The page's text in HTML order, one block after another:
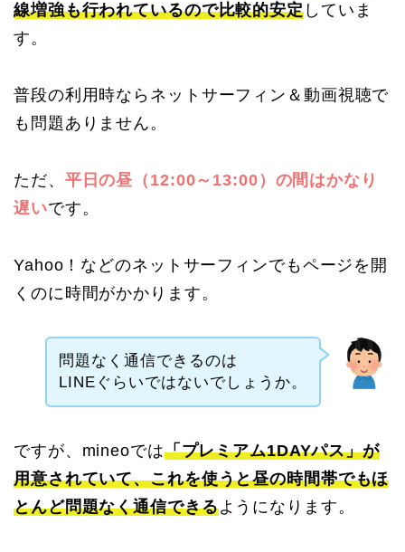
線増強も行われているので比較的安定していま
す。
普段の利用時ならネットサーフィン＆動画視聴で
も問題ありません。
ただ、 平日の昼（12:00～13:00）の間はかなり
遅いです。
Yahoo！などのネットサーフィンでもページを開
くのに時間がかかります。
問題なく通信できるのは
LINEぐらいではないでしょうか。
ですが、mineoでは「プレミアム1DAYパス」が
用意されていて、これを使うと昼の時間帯でもほ
とんど問題なく通信できるようになります。